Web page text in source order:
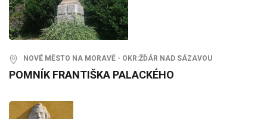
NOVÉ MĚSTO NA MORAVĚ - OKR:ŽĎÁR NAD SÁZAVOU
POMNÍK FRANTIŠKA PALACKÉHO